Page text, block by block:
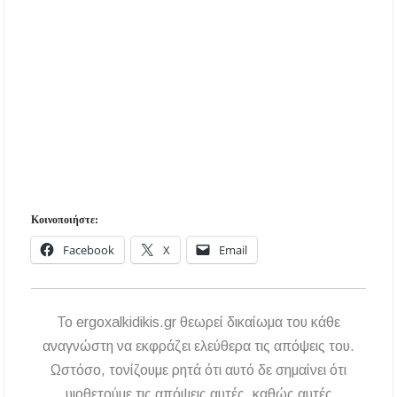
Κοινοποιήστε:
Facebook X Email
To ergoxalkidikis.gr θεωρεί δικαίωμα του κάθε
αναγνώστη να εκφράζει ελεύθερα τις απόψεις του.
Ωστόσο, τονίζουμε ρητά ότι αυτό δε σημαίνει ότι
υιοθετούμε τις απόψεις αυτές, καθώς αυτές